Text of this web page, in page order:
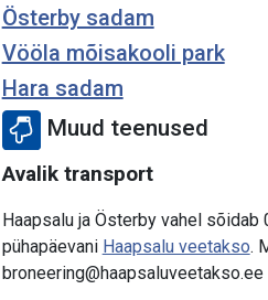
Österby sadam
Vööla mõisakooli park
Hara sadam
Muud teenused
Avalik transport
Haapsalu ja Österby vahel
pühapäevani Haapsalu veetakso.
broneering@haapsaluveetakso.ee